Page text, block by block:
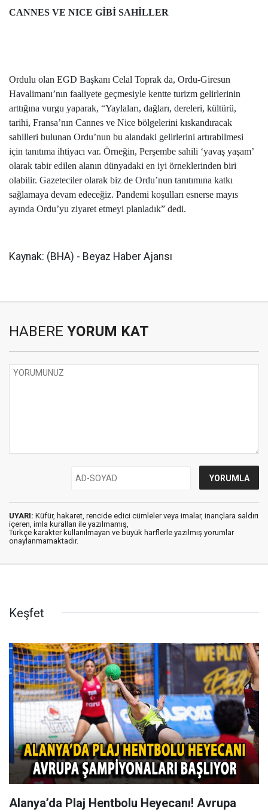
CANNES VE NICE GİBİ SAHİLLER
Ordulu olan EGD Başkanı Celal Toprak da, Ordu-Giresun
Havalimanı’nın faaliyete geçmesiyle kentte turizm gelirlerinin
arttığına vurgu yaparak, “Yaylaları, dağları, dereleri, kültürü,
tarihi, Fransa’nın Cannes ve Nice bölgelerini kıskandıracak
sahilleri bulunan Ordu’nun bu alandaki gelirlerini artırabilmesi
için tanıtıma ihtiyacı var. Örneğin, Perşembe sahili ‘yavaş yaşam’
olarak tabir edilen alanın dünyadaki en iyi örneklerinden biri
olabilir. Gazeteciler olarak biz de Ordu’nun tanıtımına katkı
sağlamaya devam edeceğiz. Pandemi koşulları esnerse mayıs
ayında Ordu’yu ziyaret etmeyi planladık” dedi.
Kaynak: (BHA) - Beyaz Haber Ajansı
HABERE YORUM KAT
UYARI: Küfür, hakaret, rencide edici cümleler veya imalar, inançlara saldırı
içeren, imla kuralları ile yazılmamış,
Türkçe karakter kullanılmayan ve büyük harflerle yazılmış yorumlar
onaylanmamaktadır.
Keşfet
Alanya’da Plaj Hentbolu Heyecanı! Avrupa